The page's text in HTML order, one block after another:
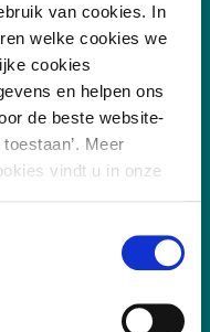
van cookies. In
welke cookies we
cookies
en helpen ons
de beste website-
Meer
vindt u in onze